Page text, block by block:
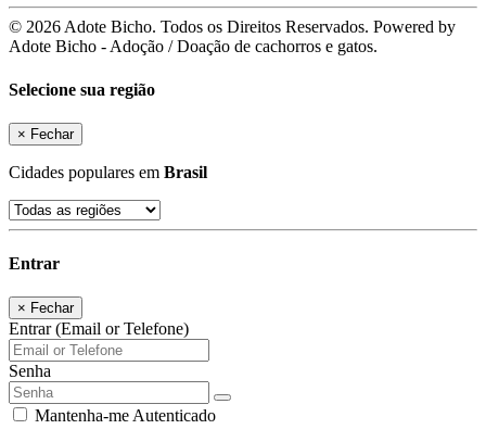
© 2026 Adote Bicho. Todos os Direitos Reservados. Powered by
Adote Bicho - Adoção / Doação de cachorros e gatos.
Selecione sua região
× Fechar
Cidades populares em Brasil
Entrar
× Fechar
Entrar (Email or Telefone)
Senha
Mantenha-me Autenticado